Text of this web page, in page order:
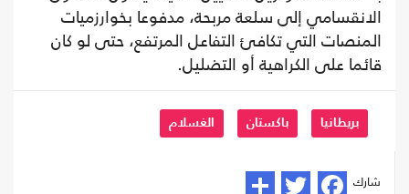
الانقسامي إلى سلعة مربحة، مدفوعا بخوارزميات
المنصات التي تكافئ التفاعل المرتفع، حتى لو كان
قائما على الكراهية أو التضليل.
بريطانيا باكستان الغسلام
شارك